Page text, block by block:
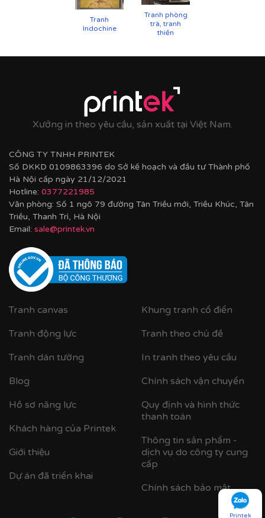
Chất liệu khung bền bỉ
composite cao cấp nâng tầm giá trị tranh.
Cận cảnh khung nhựa composite bản khung nhỏ
Tranh
Indochine
Tranh phòng
trà, tranh
thiền
Xưởng in theo yêu cầu, sản xuất tại Việt Nam.
CÔNG TY TNHH PRINTEK
Số DKKD 0109863396 do Sở kế hoạch và đầu tư Thành phố
Hà Nội cấp ngày 21/12/2021
Hotline: 0377221985
Văn phòng: Số 1 ngõ 79 đường Tân Triều mới, Triều Khúc, Tân
Triều, Thanh Trì, Hà Nội
Email: sale@printek.vn
Tranh canvas
Tranh động lực
Tranh dán tường
Blog
Hồ sơ năng lực
Khách hàng của Printek
Giới thiệu
Dự án đã triển khai
Khung tranh cổ điển
Tranh theo chủ đề
In tranh theo yêu cầu
Chính sách vận chuyển
Quy định và hình thức
thanh toán
Thông tin sản phẩm -
dịch vụ do công ty cung
cấp
Chính sách bảo mật
Printek